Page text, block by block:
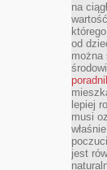
na
od
można
lepiej
musi
jest